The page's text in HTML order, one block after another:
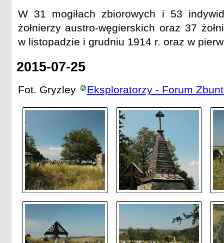
W 31 mogiłach zbiorowych i 53
żołnierzy austro-węgierskich oraz 37
w listopadzie i grudniu 1914 r. oraz w
2015-07-25
Fot. Gryzley Eksploratorzy - Forum